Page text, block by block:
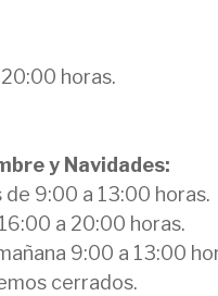
horas.
y Navidades:
de 9:00 a 13:00 horas.
a 20:00 horas.
9:00 a 13:00
cerrados.